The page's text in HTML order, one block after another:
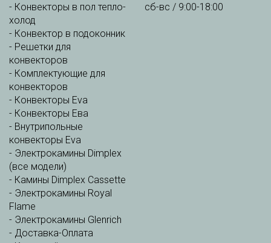
- Конвекторы в пол тепло-
холод
- Конвектор в подоконник
- Решетки для
конвекторов
- Комплектующие для
конвекторов
- Конвекторы Eva
- Конвекторы Ева
- Внутрипольные
конвекторы Eva
- Электрокамины Dimplex
(все модели)
- Камины Dimplex Cassette
- Электрокамины Royal
Flame
- Электрокамины Glenrich
- Доставка-Оплата
сб-вс / 9:00-18:00